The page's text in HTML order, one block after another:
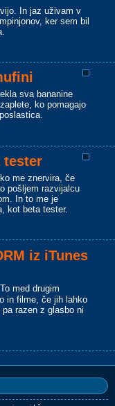
In jaz uživam v
ker sem bil
sva bananine
ko pomagajo
tester
me znervira, če
pošljem razvijalcu
In to me je
kot beta tester.
iz iTunes
To med drugim
in filme, če jih lahko
razen z glasbo ni